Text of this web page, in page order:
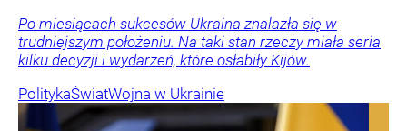
Po miesiącach sukcesów Ukraina znalazła się w
trudniejszym położeniu. Na taki stan rzeczy miała seria
kilku decyzji i wydarzeń, które osłabiły Kijów.
PolitykaŚwiatWojna w Ukrainie